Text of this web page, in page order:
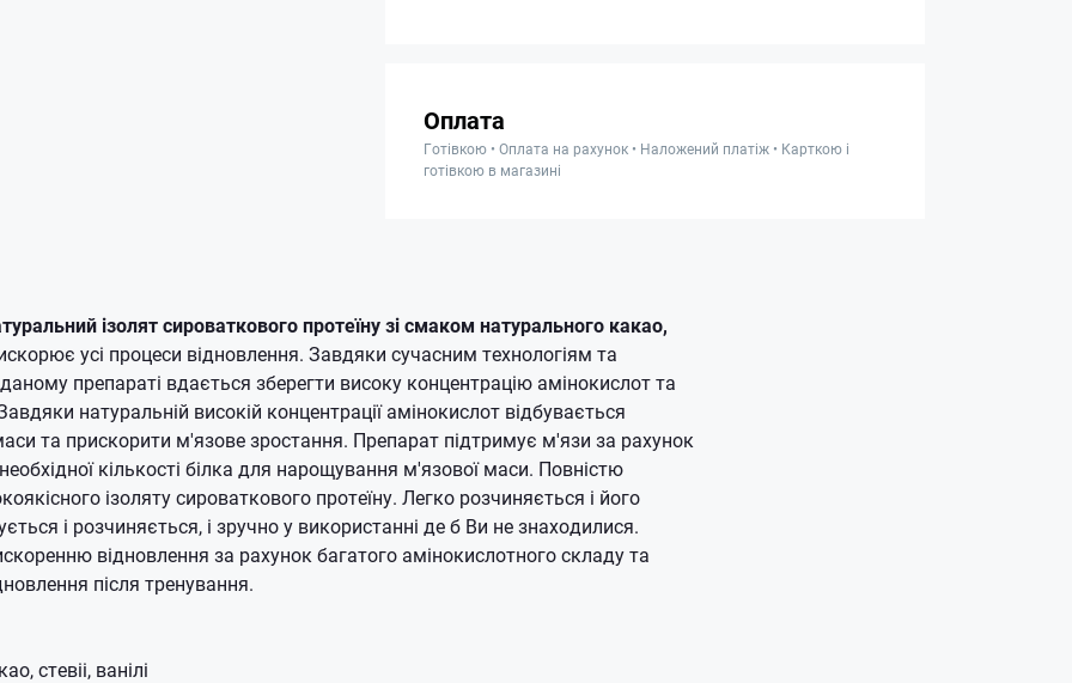
Оплата
Готівкою • Оплата на рахунок • Наложений платіж • Карткою і
готівкою в магазині
ізолят сироваткового протеїну зі смаком натурального какао,
усі процеси відновлення. Завдяки сучасним технологіям та
препараті вдається зберегти високу концентрацію амінокислот та
натуральній високій концентрації амінокислот відбувається
та прискорити м'язове зростання. Препарат підтримує м'язи за рахунок
кількості білка для нарощування м'язової маси. Повністю
ізоляту сироваткового протеїну. Легко розчиняється і його
і розчиняється, і зручно у використанні де б Ви не знаходилися.
відновлення за рахунок багатого амінокислотного складу та
після тренування.
стевіі, ванілі